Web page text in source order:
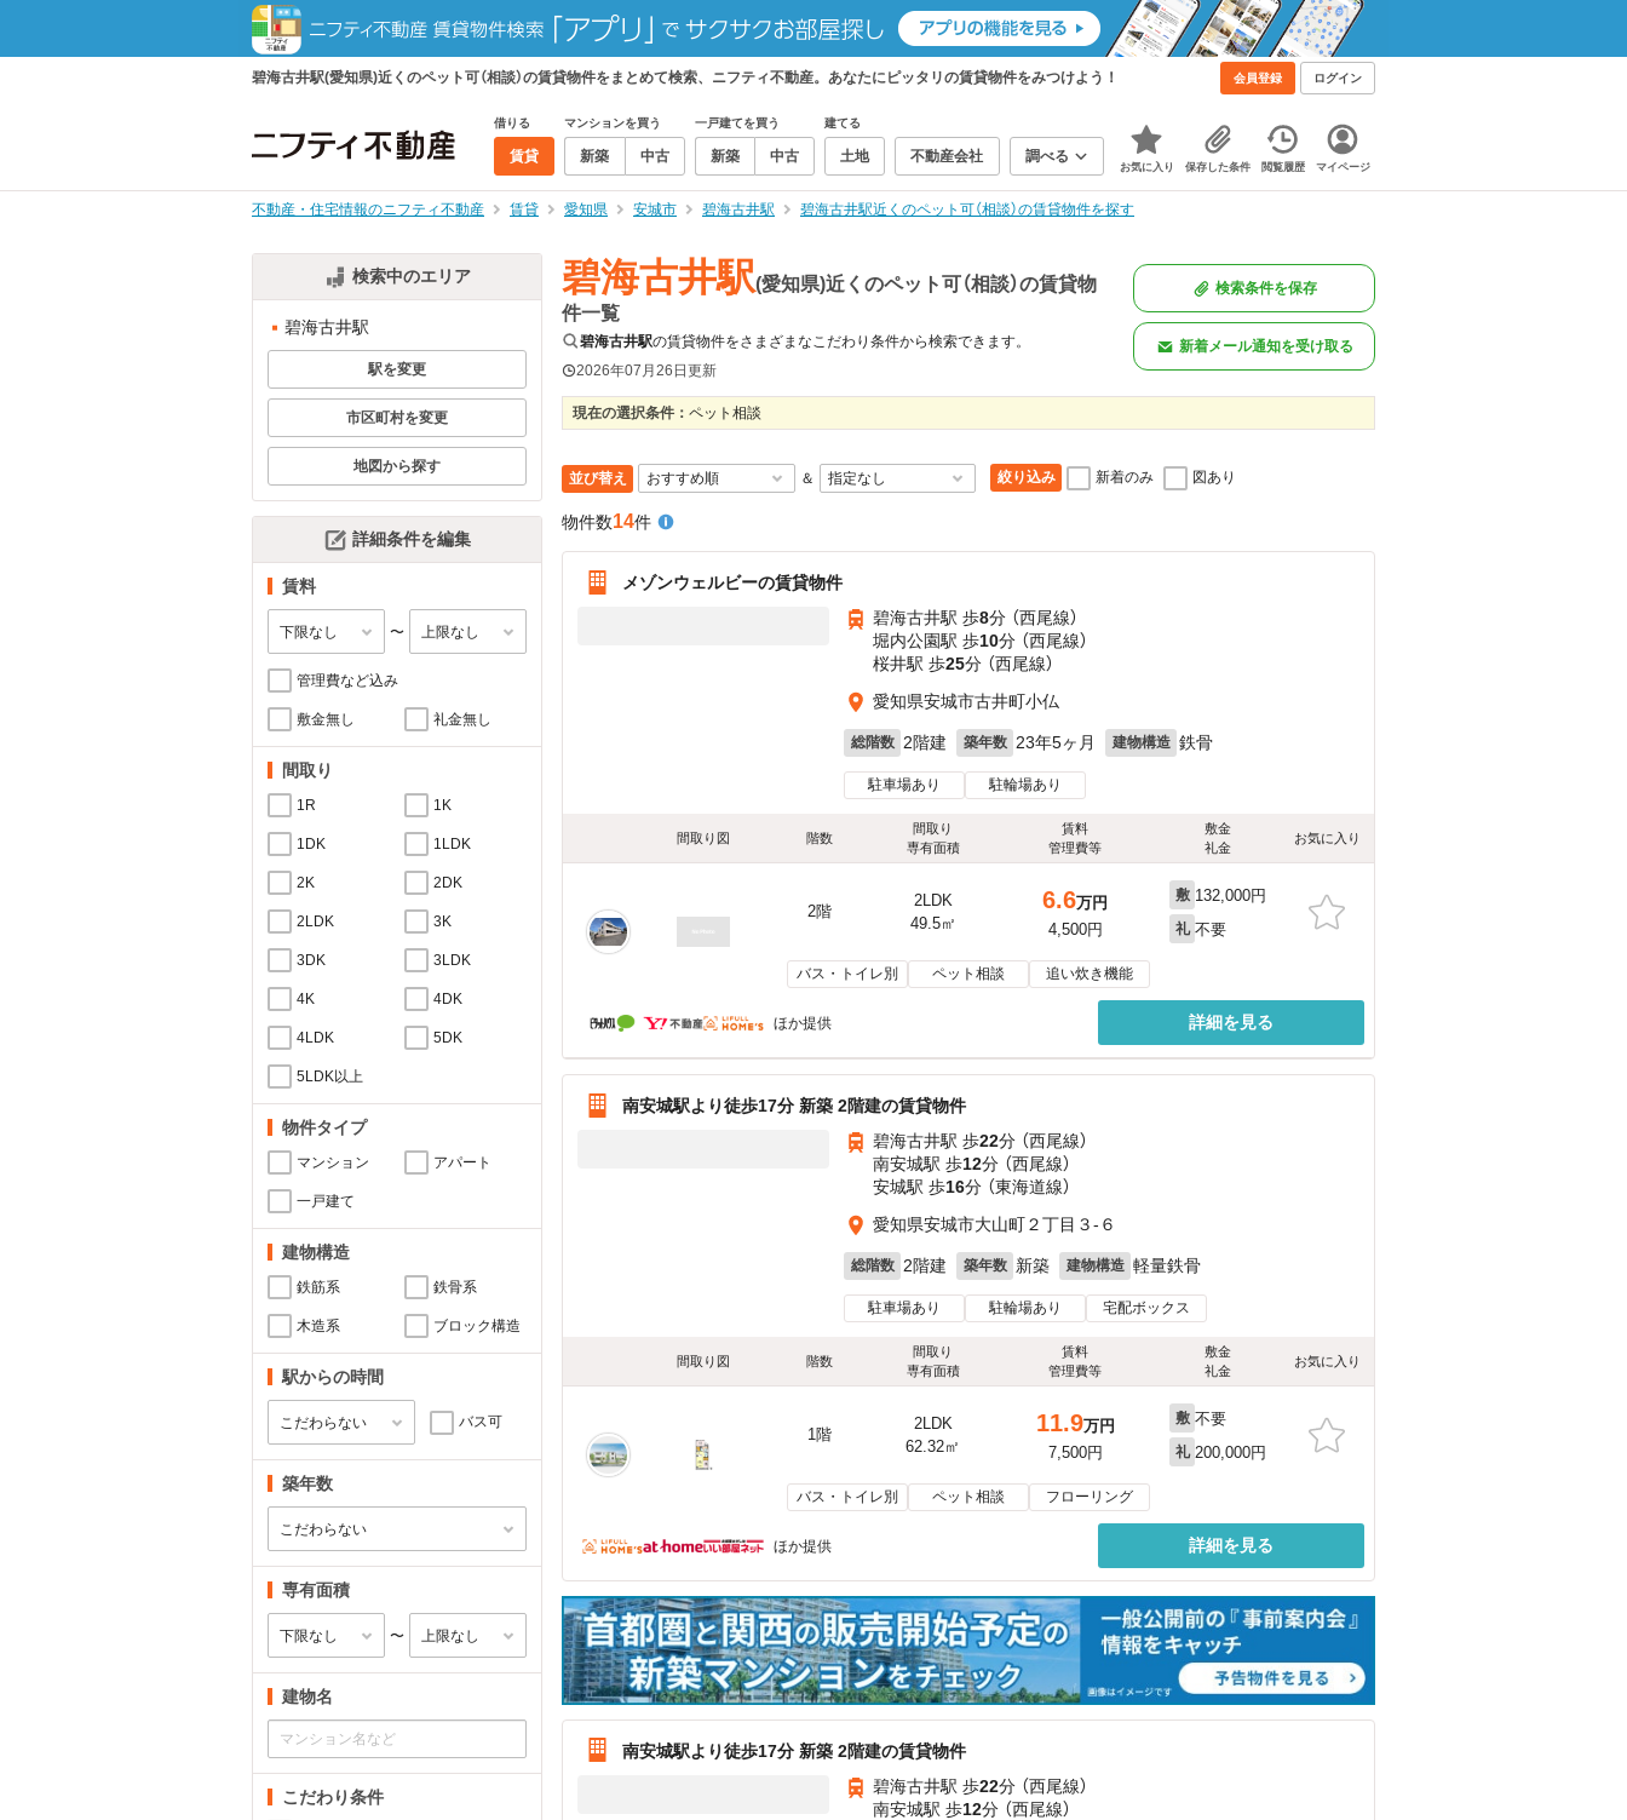
碧海古井駅(愛知県)近くのペット可（相談）の賃貸物件をまとめて検索、ニフティ不動産。あなたにピッタリの賃貸物件をみつけよう！ 会員登録 ログイン
借りる
賃貸
マンションを買う
新築 中古
一戸建てを買う
新築 中古
建てる
土地 不動産会社 調べる
お気に入り 保存した条件 閲覧履歴 マイページ
不動産・住宅情報のニフティ不動産 賃貸 愛知県 安城市 碧海古井駅 碧海古井駅近くのペット可（相談）の賃貸物件を探す
検索中のエリア
碧海古井駅
駅を変更
市区町村を変更
地図から探す
詳細条件を編集
賃料
〜
管理費など込み
敷金無し 礼金無し
間取り
1R 1K
1DK 1LDK
2K 2DK
2LDK 3K
3DK 3LDK
4K 4DK
4LDK 5DK
5LDK以上
物件タイプ
マンション アパート
一戸建て
建物構造
鉄筋系 鉄骨系
木造系 ブロック構造
駅からの時間
バス可
築年数
専有面積
〜
建物名
こだわり条件
碧海古井駅(愛知県)近くのペット可（相談）の賃貸物
件一覧
碧海古井駅の賃貸物件をさまざまなこだわり条件から検索できます。
2026年07月26日更新
検索条件を保存
新着メール通知を受け取る
現在の選択条件： ペット相談
並び替え ＆ 絞り込み 新着のみ 図あり
物件数14件
メゾンウェルビーの賃貸物件
碧海古井駅 歩8分 （西尾線）
堀内公園駅 歩10分 （西尾線）
桜井駅 歩25分 （西尾線）
愛知県安城市古井町小仏
総階数 2階建 築年数 23年5ヶ月 建物構造 鉄骨
駐車場あり 駐輪場あり
間取り図 階数
間取り
専有面積
賃料
管理費等
敷金
礼金
お気に入り
2階
2LDK
49.5㎡
6.6万円
4,500円
敷 132,000円
礼 不要
バス・トイレ別 ペット相談 追い炊き機能
ほか提供 詳細を見る
南安城駅より徒歩17分 新築 2階建の賃貸物件
碧海古井駅 歩22分 （西尾線）
南安城駅 歩12分 （西尾線）
安城駅 歩16分 （東海道線）
愛知県安城市大山町２丁目３-６
総階数 2階建 築年数 新築 建物構造 軽量鉄骨
駐車場あり 駐輪場あり 宅配ボックス
間取り図 階数
間取り
専有面積
賃料
管理費等
敷金
礼金
お気に入り
1階
2LDK
62.32㎡
11.9万円
7,500円
敷 不要
礼 200,000円
バス・トイレ別 ペット相談 フローリング
ほか提供 詳細を見る
南安城駅より徒歩17分 新築 2階建の賃貸物件
碧海古井駅 歩22分 （西尾線）
南安城駅 歩12分 （西尾線）